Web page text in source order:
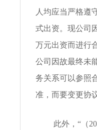
人均应当严格遵
式出资。现公司
万元出资而进行
公司因故最终未
务关系可以参照
准，而要变更协
此外，“（